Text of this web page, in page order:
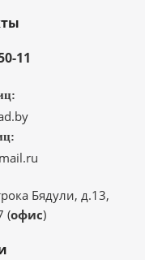
11
Бядули, д.13,
(офис)